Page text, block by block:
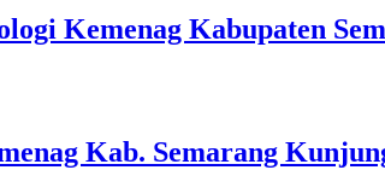
Kemenag Kabupaten
Kab. Semarang